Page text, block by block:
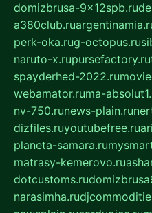
domizbrusa-9x12spb.ru
a380club.ru
perk-oka.rug-octopus.ru
naruto-x.rupursefactory.ru
spayderhed-2022.ru
webamator.ruma-
nv-750.runews-plain.ru
dizfiles.ruyoutubefree.ru
planeta-samara.ru
matrasy-kemerovo.ru
dotcustoms.ru
narasimha.ru